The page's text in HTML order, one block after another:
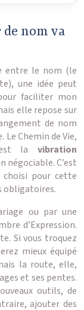
de nom va
entre le nom (le
une idée peut
faciliter mon
elle repose sur
de nom
Le Chemin de Vie,
la vibration
négociable. C’est
choisi pour cette
obligatoires.
ou par une
d’Expression.
Si vous troquez
mieux équipé
la route, elle,
et ses pentes.
outils, de
ajouter des